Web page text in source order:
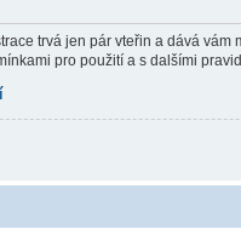
trvá jen pár vteřin a dává
pro použití a s dalšími